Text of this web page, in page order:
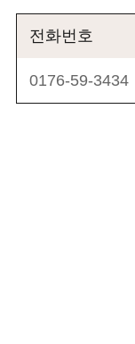
전화번호
0176-59-3434